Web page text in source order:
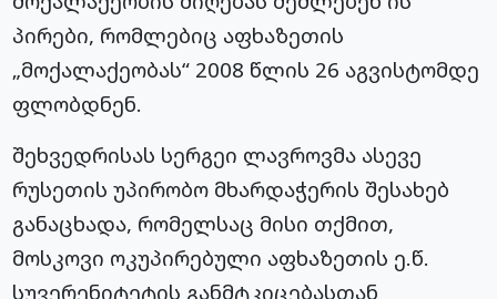
პირები, რომლებიც აფხაზეთის
„მოქალაქეობას“ 2008 წლის 26 აგვისტომდე
ფლობდნენ.
შეხვედრისას სერგეი ლავროვმა ასევე
რუსეთის უპირობო მხარდაჭერის შესახებ
განაცხადა, რომელსაც მისი თქმით,
მოსკოვი ოკუპირებული აფხაზეთის ე.წ.
სუვერენიტეტის განმტკიცებასთან